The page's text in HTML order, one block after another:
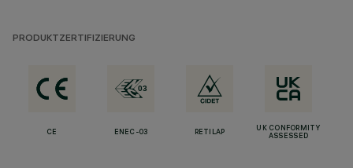
PRODUKTZERTIFIZIERUNG
CE ENEC-03 RETILAP
UK CONFORMITY
ASSESSED